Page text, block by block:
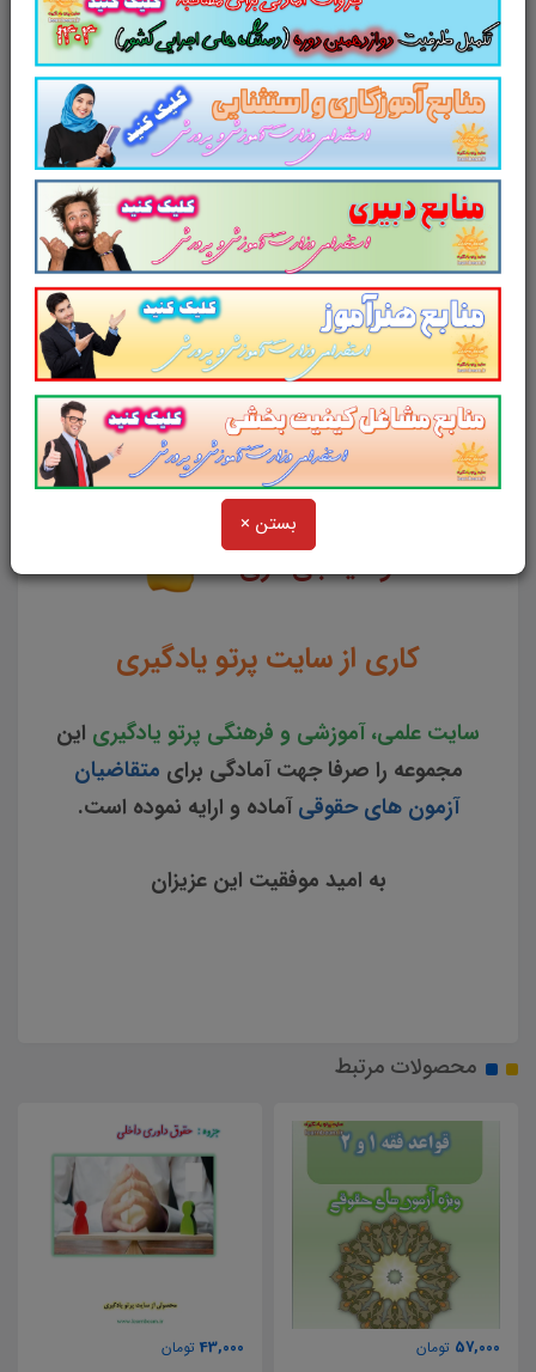
بستن ×
کاملا تخصصی در حیطه آزمون های حقوقی
مجموعه منابع در قالب فایل pdf
جزوه خلاصه حقوق داوری
داخلی
ورود به سایر منابع آزمون داوری
و میانجی گری
کاری از سایت پرتو یادگیری
سایت علمی، آموزشی و فرهنگی پرتو یادگیری این
مجموعه را صرفا جهت آمادگی برای متقاضیان
آزمون های حقوقیآماده و ارایه نموده است.
به امید موفقیت این عزیزان
محصولات مرتبط
43,000 تومان
43,000 تومان